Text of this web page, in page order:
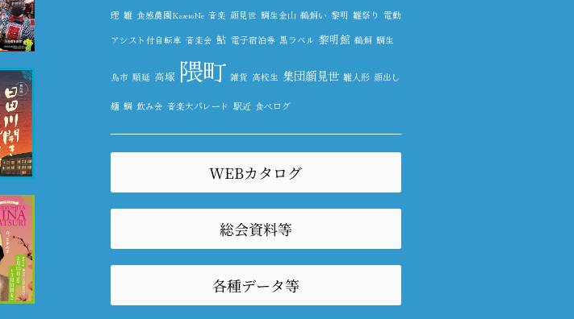
理 雛 食感農園KazetoNe 音楽 顔見世 鯛生金山 鵜飼い 黎明 雛祭り 電動
アシスト付自転車 音楽会 鮎 電子宿泊券 黒ラベル 黎明館 鵜飼 鯛生
鳥市 順延 高塚 隈町 雑貨 高校生 集団顔見世 雛人形 顔出し
麺 鯛 飲み会 音楽大パレード 駅近 食べログ
WEBカタログ
総会資料等
各種データ等